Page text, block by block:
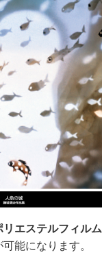
リエステルフィルム
能になります。